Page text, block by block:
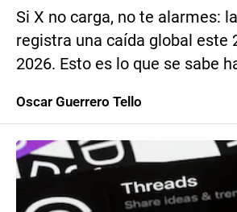
Si X no carga, no te alarmes:
registra una caída global este
2026. Esto es lo que se sabe
Oscar Guerrero Tello